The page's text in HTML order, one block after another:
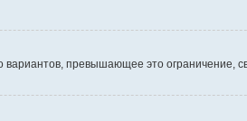
превышающее это ограничение,